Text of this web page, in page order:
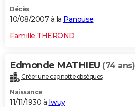
Décès
10/08/2007 à la Panouse
Famille THEROND
Edmonde MATHIEU (74 ans)
Créer une cagnotte obsèques
Naissance
11/11/1930 à Iwuy